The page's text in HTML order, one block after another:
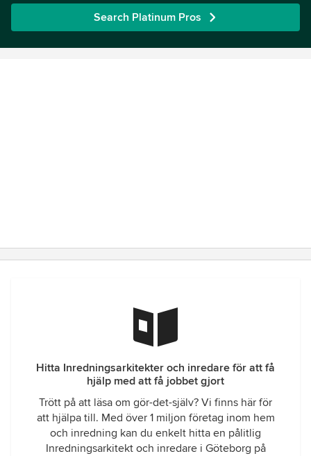
Search Platinum Pros
Hitta Inredningsarkitekter och inredare för att få
hjälp med att få jobbet gjort
Trött på att läsa om gör-det-själv? Vi finns här för
att hjälpa till. Med över 1 miljon företag inom hem
och inredning kan du enkelt hitta en pålitlig
Inredningsarkitekt och inredare i Göteborg på